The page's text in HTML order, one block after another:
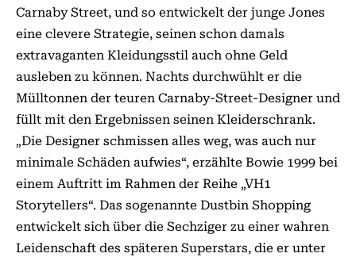
Carnaby Street, und so entwickelt der junge Jones
eine clevere Strategie, seinen schon damals
extravaganten Kleidungsstil auch ohne Geld
ausleben zu können. Nachts durchwühlt er die
Mülltonnen der teuren Carnaby-Street-Designer und
füllt mit den Ergebnissen seinen Kleiderschrank.
„Die Designer schmissen alles weg, was auch nur
minimale Schäden aufwies“, erzählte Bowie 1999 bei
einem Auftritt im Rahmen der Reihe „VH1
Storytellers“. Das sogenannte Dustbin Shopping
entwickelt sich über die Sechziger zu einer wahren
Leidenschaft des späteren Superstars, die er unter